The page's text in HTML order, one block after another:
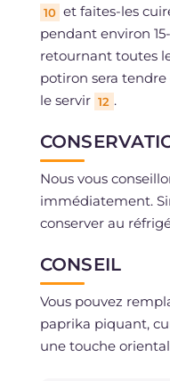
10 et faites-les
pendant environ
retournant toutes
potiron sera
le servir 12 .
Nous vous
immédiatement.
conserver au
CONSEIL
Vous pouvez
paprika piquant,
une touche